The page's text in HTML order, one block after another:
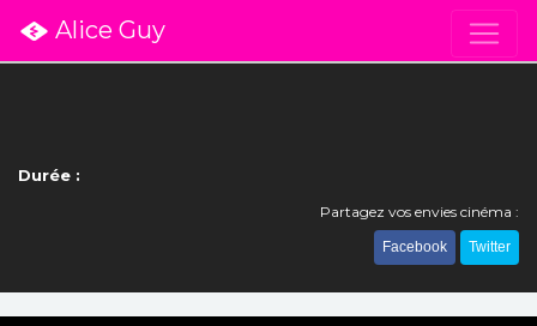
Alice Guy
Durée :
Partagez vos envies cinéma :
Facebook Twitter